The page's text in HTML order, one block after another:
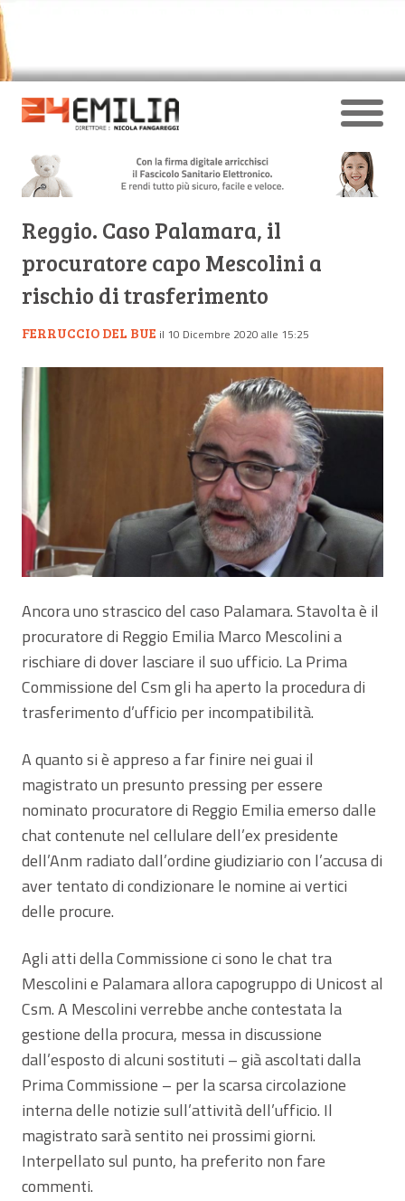
Reggio. Caso Palamara, il
procuratore capo Mescolini a
rischio di trasferimento
FERRUCCIO DEL BUE il 10 Dicembre 2020 alle 15:25
Ancora uno strascico del caso Palamara. Stavolta è il
procuratore di Reggio Emilia Marco Mescolini a
rischiare di dover lasciare il suo ufficio. La Prima
Commissione del Csm gli ha aperto la procedura di
trasferimento d’ufficio per incompatibilità.
A quanto si è appreso a far finire nei guai il
magistrato un presunto pressing per essere
nominato procuratore di Reggio Emilia emerso dalle
chat contenute nel cellulare dell’ex presidente
dell’Anm radiato dall’ordine giudiziario con l’accusa di
aver tentato di condizionare le nomine ai vertici
delle procure.
Agli atti della Commissione ci sono le chat tra
Mescolini e Palamara allora capogruppo di Unicost al
Csm. A Mescolini verrebbe anche contestata la
gestione della procura, messa in discussione
dall’esposto di alcuni sostituti – già ascoltati dalla
Prima Commissione – per la scarsa circolazione
interna delle notizie sull’attività dell’ufficio. Il
magistrato sarà sentito nei prossimi giorni.
Interpellato sul punto, ha preferito non fare
commenti.